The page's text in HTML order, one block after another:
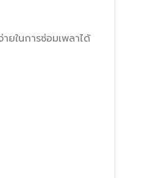
ยในการซ่อมเพลาได้